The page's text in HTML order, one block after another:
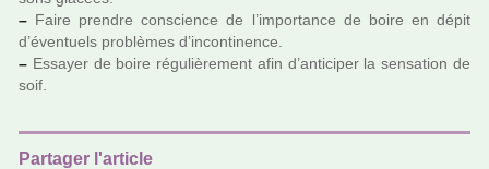
– Faire pren­dre cons­cience de l’impor­tance de boire en dépit
d’éventuels pro­blè­mes d’inconti­nence.
– Essayer de boire régu­liè­re­ment afin d’anti­ci­per la sen­sa­tion de
soif.
Partager l'article